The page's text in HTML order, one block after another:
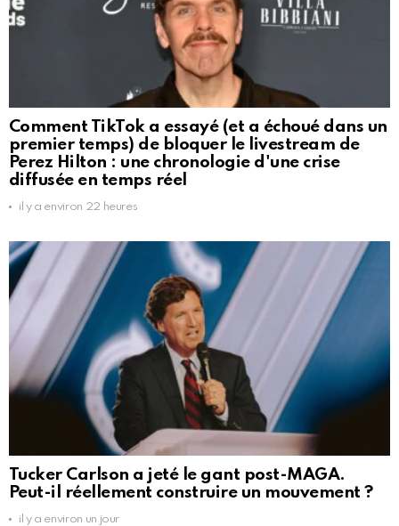
Comment TikTok a essayé (et a échoué dans un
premier temps) de bloquer le livestream de
Perez Hilton : une chronologie d'une crise
diffusée en temps réel
il y a environ 22 heures
Tucker Carlson a jeté le gant post-MAGA.
Peut-il réellement construire un mouvement ?
il y a environ un jour